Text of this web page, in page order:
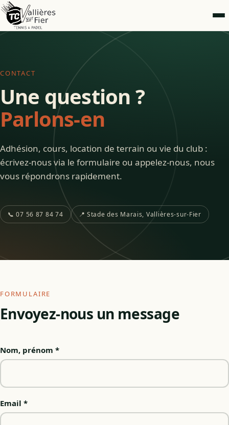
CONTACT
Une question ?
Parlons-en
Adhésion, cours, location de terrain ou vie du club :
écrivez-nous via le formulaire ou appelez-nous, nous
vous répondrons rapidement.
📞 07 56 87 84 74 📍 Stade des Marais, Vallières-sur-Fier
FORMULAIRE
Envoyez-nous un message
Nom, prénom *
Email *